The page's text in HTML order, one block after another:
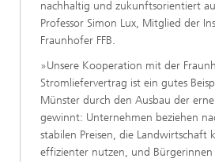
nachhaltig und zukunftsorientiert
Professor Simon Lux, Mitglied der
Fraunhofer FFB.
»Unsere Kooperation mit der
Stromliefervertrag ist ein gutes
Münster durch den Ausbau der
gewinnt: Unternehmen beziehen
stabilen Preisen, die Landwirtschaft
effizienter nutzen, und